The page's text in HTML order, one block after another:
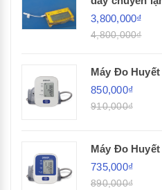
3,800,000₫
4,800,000₫
Máy Đo
850,000₫
910,000₫
Máy Đo
735,000₫
890,000₫